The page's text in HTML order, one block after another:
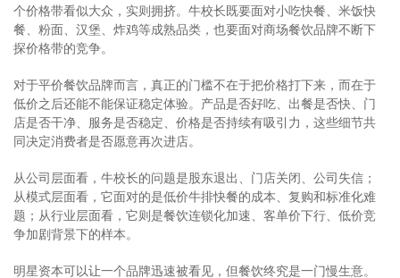
个价格带看似大众，实则拥挤。牛校长既要面对小吃快餐、米饭快
餐、粉面、汉堡、炸鸡等成熟品类，也要面对商场餐饮品牌不断下
探价格带的竞争。
对于平价餐饮品牌而言，真正的门槛不在于把价格打下来，而在于
低价之后还能不能保证稳定体验。产品是否好吃、出餐是否快、门
店是否干净、服务是否稳定、价格是否持续有吸引力，这些细节共
同决定消费者是否愿意再次进店。
从公司层面看，牛校长的问题是股东退出、门店关闭、公司失信；
从模式层面看，它面对的是低价牛排快餐的成本、复购和标准化难
题；从行业层面看，它则是餐饮连锁化加速、客单价下行、低价竞
争加剧背景下的样本。
明星资本可以让一个品牌迅速被看见，但餐饮终究是一门慢生意。